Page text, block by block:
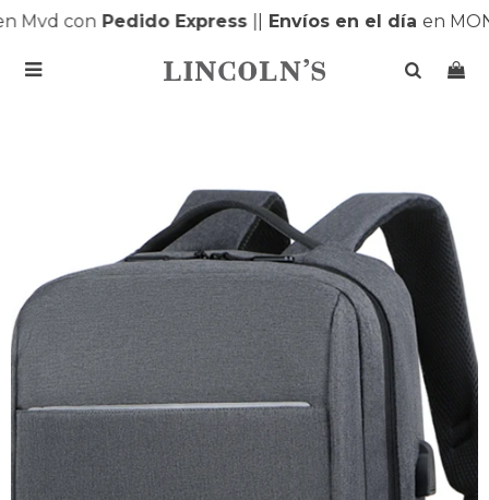
conPedido Express||Envíos en el díaen
